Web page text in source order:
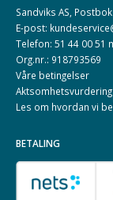
Sandviks AS,
E-post:
Telefon: 51 44 00 51
Org.nr.: 918793569
Våre betingelser
Les om hvordan vi
BETALING